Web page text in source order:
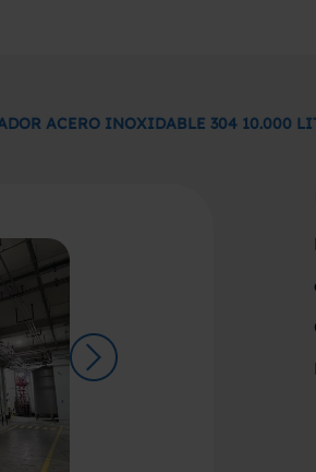
ACERO INOXIDABLE 304 10.000